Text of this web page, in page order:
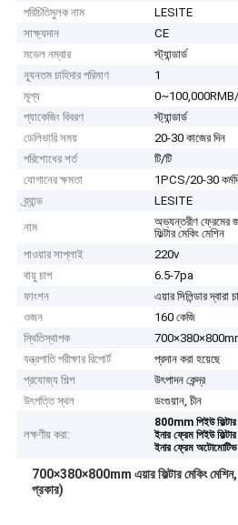
পরিচিতিমুলক নাম
LESITE
সাক্ষ্যদান
CE
মডেল নম্বার
স্ট্যান্ডার্ড
ন্যূনতম চাহিদার পরিমাণ
1
মূল্য
প্যাকেজিং বিবরণ
স্ট্যান্ডার্ড
ডেলিভারি সময়
20-30 কাজের দিন
পরিশোধের শর্ত
টি/টি
যোগানের ক্ষমতা
1PCS/20-30
ব্র্যান্ড
LESITE
নাম
অভ্যন্তরীণ
ফিল্টার মেকিং মেশিন
পাওয়ার সাপ্লাই
220v
বায়ু চাপ
6.5-7pa
ফাংশন
এয়ার সিলিন্ডার দ্বারা
ওজন
160 কেজি
স্থিতিস্থাপক
যন্ত্রপাতি পরীক্ষার রিপোর্ট
প্রদান করা হয়েছে
প্রযোজ্য শিল্প
উৎপাদন কেন্দ্র
উৎপত্তি স্থল
ডংগুয়ান, চীন
লক্ষণীয় করা:
800mm পিইউ ফিল্টার
ইনার ফ্রেম পিইউ
ইনার ফ্রেম অটোমোটিভ
700×380×800mm এয়ার ফিল্টার মেকিং মেশিন,
প্রকার)